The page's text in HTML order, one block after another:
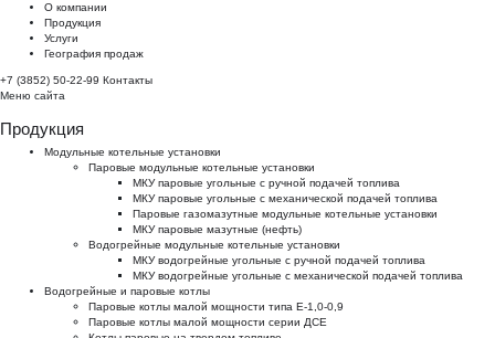
О компании
Продукция
Услуги
География продаж
+7 (3852) 50-22-99 Контакты
Меню сайта
Продукция
Модульные котельные установки
Паровые модульные котельные установки
МКУ паровые угольные с ручной подачей топлива
МКУ паровые угольные с механической подачей топлива
Паровые газомазутные модульные котельные установки
МКУ паровые мазутные (нефть)
Водогрейные модульные котельные установки
МКУ водогрейные угольные с ручной подачей топлива
МКУ водогрейные угольные с механической подачей топлива
Водогрейные и паровые котлы
Паровые котлы малой мощности типа Е-1,0-0,9
Паровые котлы малой мощности серии ДСЕ